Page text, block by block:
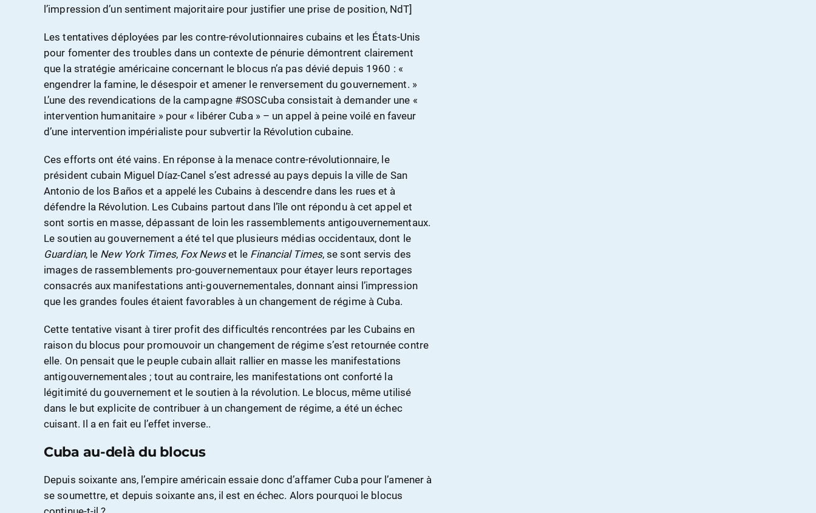
l’impression d’un sentiment majoritaire pour justifier une prise de position, NdT]
Les tentatives déployées par les contre-révolutionnaires cubains et les États-Unis
pour fomenter des troubles dans un contexte de pénurie démontrent clairement
que la stratégie américaine concernant le blocus n’a pas dévié depuis 1960 : «
engendrer la famine, le désespoir et amener le renversement du gouvernement. »
L’une des revendications de la campagne #SOSCuba consistait à demander une «
intervention humanitaire » pour « libérer Cuba » – un appel à peine voilé en faveur
d’une intervention impérialiste pour subvertir la Révolution cubaine.
Ces efforts ont été vains. En réponse à la menace contre-révolutionnaire, le
président cubain Miguel Díaz-Canel s’est adressé au pays depuis la ville de San
Antonio de los Baños et a appelé les Cubains à descendre dans les rues et à
défendre la Révolution. Les Cubains partout dans l’île ont répondu à cet appel et
sont sortis en masse, dépassant de loin les rassemblements antigouvernementaux.
Le soutien au gouvernement a été tel que plusieurs médias occidentaux, dont le
Guardian, le New York Times, Fox Newset le Financial Times, se sont servis des
images de rassemblements pro-gouvernementaux pour étayer leurs reportages
consacrés aux manifestations anti-gouvernementales, donnant ainsi l’impression
que les grandes foules étaient favorables à un changement de régime à Cuba.
Cette tentative visant à tirer profit des difficultés rencontrées par les Cubains en
raison du blocus pour promouvoir un changement de régime s’est retournée contre
elle. On pensait que le peuple cubain allait rallier en masse les manifestations
antigouvernementales ; tout au contraire, les manifestations ont conforté la
légitimité du gouvernement et le soutien à la révolution. Le blocus, même utilisé
dans le but explicite de contribuer à un changement de régime, a été un échec
cuisant. Il a en fait eu l’effet inverse..
Cuba au-delà du blocus
Depuis soixante ans, l’empire américain essaie donc d’affamer Cuba pour l’amener à
se soumettre, et depuis soixante ans, il est en échec. Alors pourquoi le blocus